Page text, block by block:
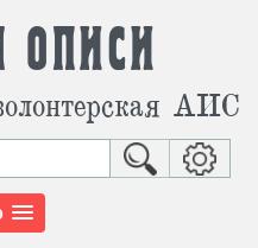
описи
АИС